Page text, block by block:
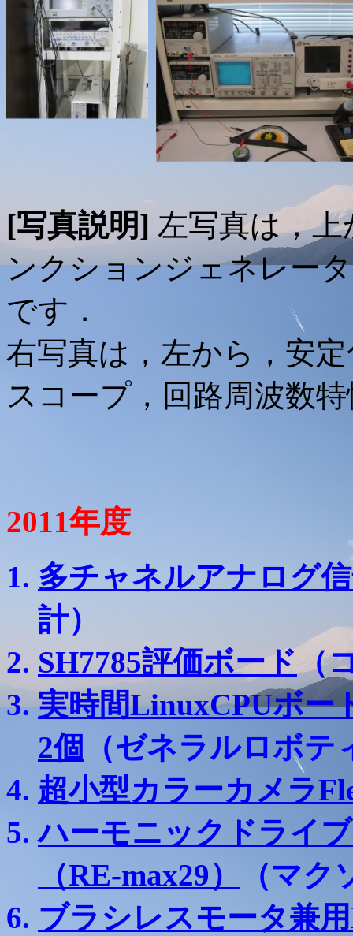
[写真説明] 左写真は，
ンクションジェネレー
です．
右写真は，左から，安
スコープ，回路周波数
2011年度
多チャネルアナログ
計）
SH7785評価ボード （
実時間LinuxCPUボー
2個
（ゼネラルロボテ
超小型カラーカメラ
ハーモニックドライ
（RE-max29）
（マ
ブラシレスモータ兼